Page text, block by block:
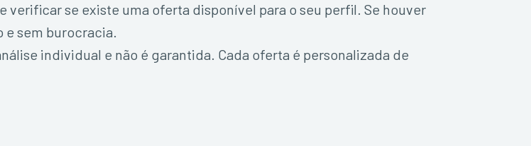
verificar se existe uma oferta disponível para o seu perfil. Se houver
e sem burocracia.
individual e não é garantida. Cada oferta é personalizada de